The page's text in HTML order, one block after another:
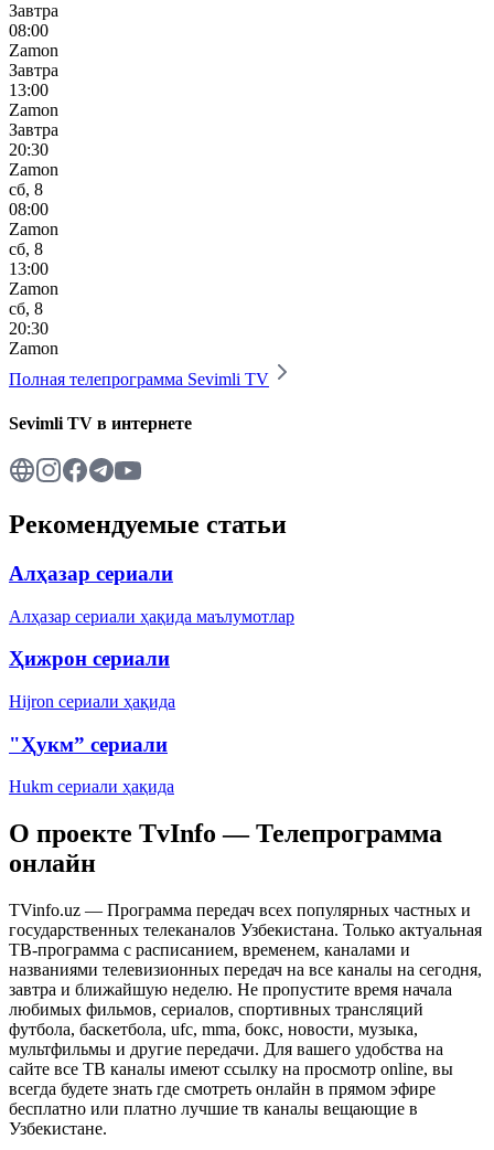
Завтра
08:00
Zamon
Завтра
13:00
Zamon
Завтра
20:30
Zamon
сб, 8
08:00
Zamon
сб, 8
13:00
Zamon
сб, 8
20:30
Zamon
Полная телепрограмма Sevimli TV
Sevimli TV в интернете
Рекомендуемые статьи
Алҳазар сериали
Алҳазар сериали ҳақида маълумотлар
Ҳижрон сериали
Hijron сериали ҳақида
"Ҳукм” сериали
Hukm сериали ҳақида
О проекте TvInfo — Телепрограмма
онлайн
TVinfo.uz — Программа передач всех популярных частных и
государственных телеканалов Узбекистана. Только актуальная
ТВ-программа с расписанием, временем, каналами и
названиями телевизионных передач на все каналы на сегодня,
завтра и ближайшую неделю. Не пропустите время начала
любимых фильмов, сериалов, спортивных трансляций
футбола, баскетбола, ufc, mma, бокс, новости, музыка,
мультфильмы и другие передачи. Для вашего удобства на
сайте все ТВ каналы имеют ссылку на просмотр online, вы
всегда будете знать где смотреть онлайн в прямом эфире
бесплатно или платно лучшие тв каналы вещающие в
Узбекистане.